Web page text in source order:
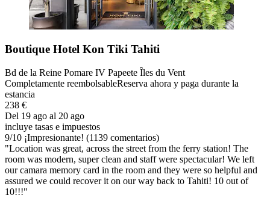
Boutique Hotel Kon Tiki Tahiti
Bd de la Reine Pomare IV Papeete Îles du Vent
Completamente reembolsableReserva ahora y paga durante la
estancia
238 €
Del 19 ago al 20 ago
incluye tasas e impuestos
9/10 ¡Impresionante! (1139 comentarios)
"Location was great, across the street from the ferry station! The
room was modern, super clean and staff were spectacular! We left
our camara memory card in the room and they were so helpful and
assured we could recover it on our way back to Tahiti! 10 out of
10!!!"